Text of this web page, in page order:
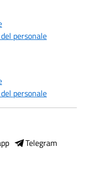
personale
personale
Telegram